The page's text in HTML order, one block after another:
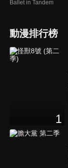
Ballet in Tandem
動漫排行榜
1